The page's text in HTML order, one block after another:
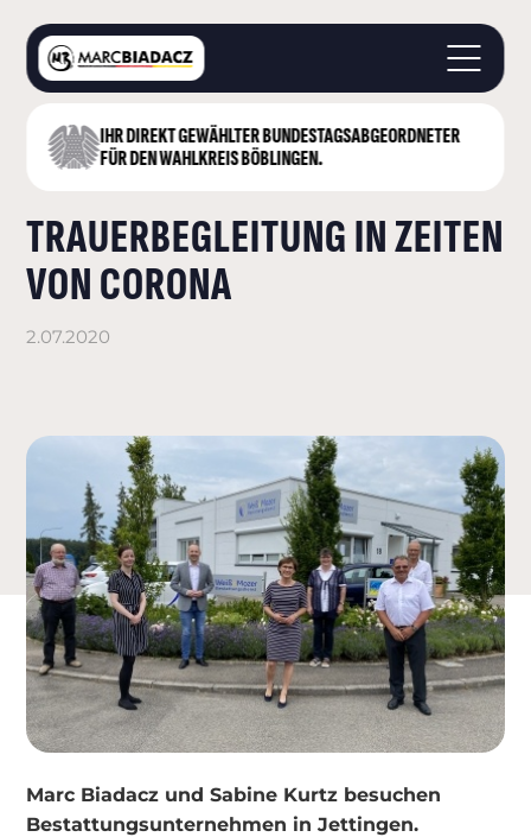
IHR DIREKT GEWÄHLTER BUNDESTAGS­ABGEORDNETER
FÜR DEN WAHLKREIS BÖBLINGEN.
STARTSEITE
LANDKREIS BÖBLINGEN
DEUTSCHER BUNDESTAG
AKTUELLES
TRAUERBEGLEITUNG IN ZEITEN
VON CORONA
2.07.2020
Marc Biadacz und Sabine Kurtz besuchen
Bestattungsunternehmen in Jettingen.